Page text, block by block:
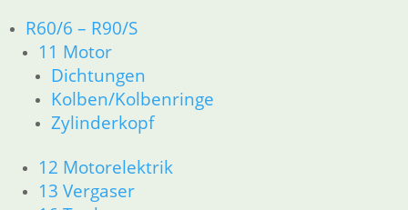
R60/6 – R90/S
11 Motor
Dichtungen
Kolben/Kolbenringe
Zylinderkopf
12 Motorelektrik
13 Vergaser